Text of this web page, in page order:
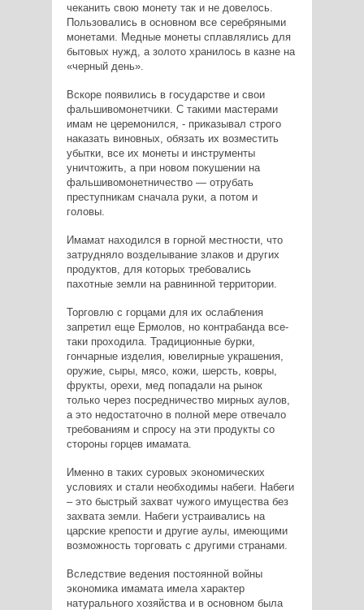
чеканить свою монету так и не довелось.
Пользовались в основном все серебряными
монетами. Медные монеты сплавлялись для
бытовых нужд, а золото хранилось в казне на
«черный день».
Вскоре появились в государстве и свои
фальшивомонетчики. С такими мастерами
имам не церемонился, - приказывал строго
наказать виновных, обязать их возместить
убытки, все их монеты и инструменты
уничтожить, а при новом покушении на
фальшивомонетничество — отрубать
преступникам сначала руки, а потом и
головы.
Имамат находился в горной местности, что
затрудняло возделывание злаков и других
продуктов, для которых требовались
пахотные земли на равнинной территории.
Торговлю с горцами для их ослабления
запретил еще Ермолов, но контрабанда все-
таки проходила. Традиционные бурки,
гончарные изделия, ювелирные украшения,
оружие, сыры, мясо, кожи, шерсть, ковры,
фрукты, орехи, мед попадали на рынок
только через посредничество мирных аулов,
а это недостаточно в полной мере отвечало
требованиям и спросу на эти продукты со
стороны горцев имамата.
Именно в таких суровых экономических
условиях и стали необходимы набеги. Набеги
– это быстрый захват чужого имущества без
захвата земли. Набеги устраивались на
царские крепости и другие аулы, имеющими
возможность торговать с другими странами.
Вследствие ведения постоянной войны
экономика имамата имела характер
натурального хозяйства и в основном была